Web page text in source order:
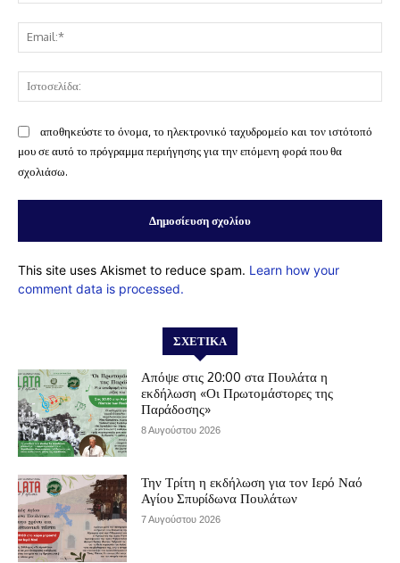
αποθηκεύστε το όνομα, το ηλεκτρονικό ταχυδρομείο και τον ιστότοπό
μου σε αυτό το πρόγραμμα περιήγησης για την επόμενη φορά που θα
σχολιάσω.
This site uses Akismet to reduce spam. Learn how your
comment data is processed.
ΣΧΕΤΙΚΆ
Απόψε στις 20:00 στα Πουλάτα η
εκδήλωση «Οι Πρωτομάστορες της
Παράδοσης»
8 Αυγούστου 2026
Την Τρίτη η εκδήλωση για τον Ιερό Ναό
Αγίου Σπυρίδωνα Πουλάτων
7 Αυγούστου 2026